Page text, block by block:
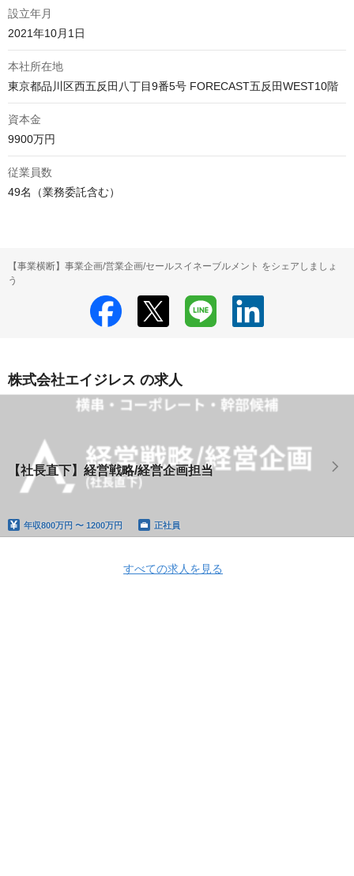
設立年月
2021年10月1日
本社所在地
資本金
9900万円
従業員数
49名（業務委託含む）
【事業横断】事業企画/営業企画/セールスイネーブルメント をシェアしましょ
う
株式会社エイジレス の求人
【社長直下】経営戦略/経営企画担当
年収800万円 〜 1200万円 正社員
すべての求人を見る